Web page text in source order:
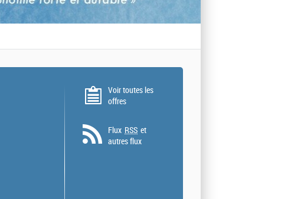
Voir toutes les
offres
Flux RSS et
autres flux